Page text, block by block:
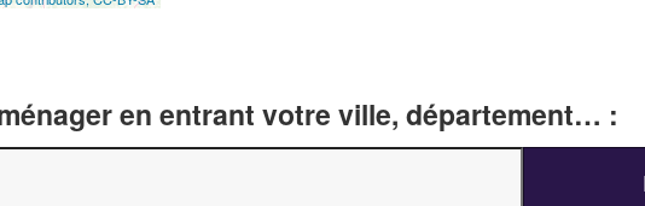
en entrant votre ville, département… :